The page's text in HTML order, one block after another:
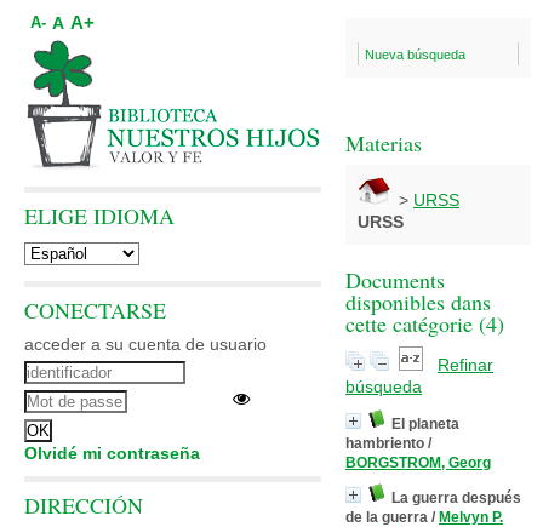
Nueva búsqueda
Materias
> URSS
URSS
Documents
disponibles dans
cette catégorie (4)
Refinar
búsqueda
El planeta
hambriento /
BORGSTROM, Georg
La guerra después
de la guerra / Melvyn P.
A- A A+
ELIGE IDIOMA
CONECTARSE
acceder a su cuenta de usuario
Olvidé mi contraseña
DIRECCIÓN